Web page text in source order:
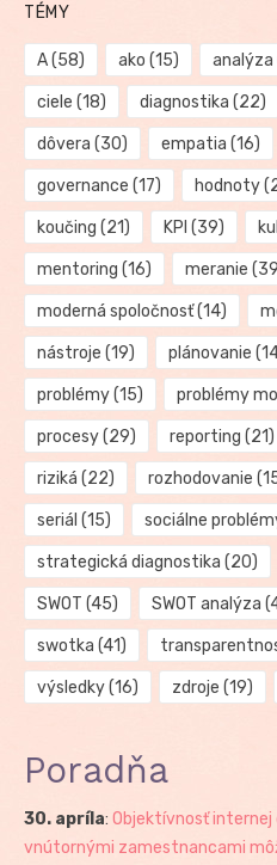
TÉMY
A(58) ako (15) analýza
ciele (18) diagnostika (22)
dôvera (30) empatia (16)
governance (17) hodnoty
koučing (21) KPI (39)
mentoring (16) meranie
moderná spoločnosť(14)
nástroje (19) plánovanie
problémy(15) problémy
procesy(29) reporting (21)
riziká (22) rozhodovanie
seriál (15) sociálne
strategická diagnostika (20)
SWOT (45) SWOT analýza
swotka (41)
výsledky(16) zdroje (19)
Poradňa
30. apríla: Objektívnosť
vnútornými zamestnancami